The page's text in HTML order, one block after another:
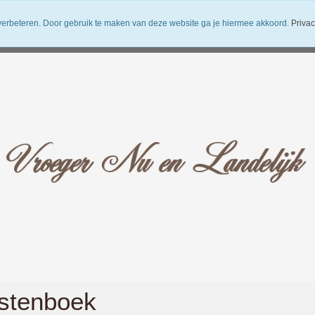
Verzendkosten Vroeger Nu en Landelijk
Door gebruik te maken van deze website ga je hiermee akkoord.